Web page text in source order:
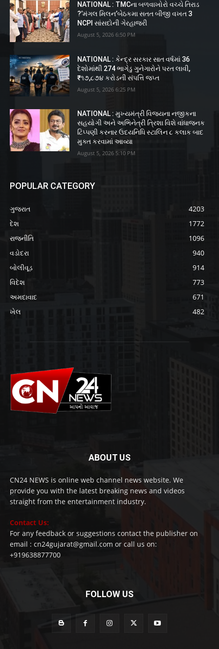
NATIONAL : TMCના બળવાખોરો વચ્ચે તિરાડ
?’મંગલ મિલન’બેઠકમા સતત બીજી વખત 3
NCPI સાંસદોની ગેરહાજરી
August 5, 2026 6:50 PM
NATIONAL : કેન્દ્ર સરકાર સાત વર્ષમાં 36
દેશોમાંથી 274 ભાગેડુ ગુનેગારોને પરત લાવી,
₹૧૭,૮૭૪ કરોડની સંપત્તિ જપ્ત
August 5, 2026 6:25 PM
NATIONAL : મુખ્યમંત્રી વિજયના નજીકના
સહયોગી અને અભિનેત્રી ત્રિશા વિશે વાંધાજનક
ટિપ્પણી કરનાર ઉદયનિધિ સ્ટાલિન ૮ કલાક બાદ
મુક્ત કરવામાં આવ્યા
August 5, 2026 5:10 PM
POPULAR CATEGORY
ગુજરાત
4203
દેશ
1772
રાજનીતિ
1096
વડોદરા
940
બોલીવૂડ
914
વિદેશ
773
અમદાવાદ
671
ખેલ
482
ABOUT US
CN24 NEWS is online web channel news website. We
provide you with the latest breaking news and videos
straight from the entertainment industry.
Contact Us:
For any feedback or suggestions contact the publisher on
email : cn24gujarat@gmail.com or call us on:
+919638877700
FOLLOW US